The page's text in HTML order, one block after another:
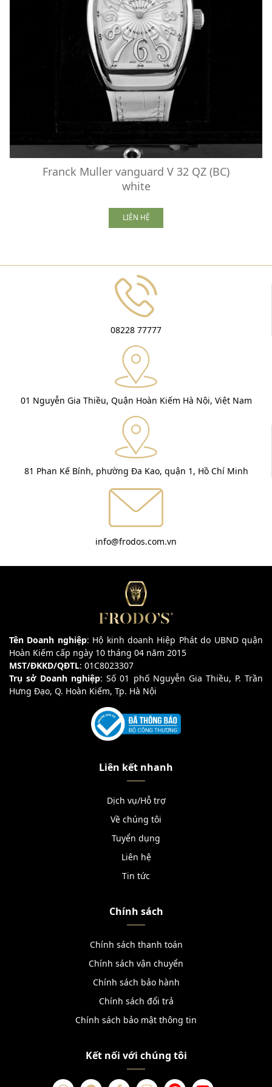
Franck Muller vanguard V 32 QZ (BC)
white
LIÊN HỆ
08228 77777
01 Nguyễn Gia Thiều, Quận Hoàn Kiếm Hà Nội, Việt Nam
81 Phan Kế Bính, phường Đa Kao, quận 1, Hồ Chí Minh
info@frodos.com.vn
Tên Doanh nghiệp: Hộ kinh doanh Hiệp Phát do UBND quận
Hoàn Kiếm cấp ngày 10 tháng 04 năm 2015
MST/ĐKKD/QĐTL: 01C8023307
Trụ sở Doanh nghiệp: Số 01 phố Nguyễn Gia Thiều, P. Trần
Hưng Đạo, Q. Hoàn Kiếm, Tp. Hà Nội
Liên kết nhanh
Dịch vụ/Hỗ trợ
Về chúng tôi
Tuyển dụng
Liên hệ
Tin tức
Chính sách
Chính sách thanh toán
Chính sách vận chuyển
Chính sách bảo hành
Chính sách đổi trả
Chính sách bảo mật thông tin
Kết nối với chúng tôi